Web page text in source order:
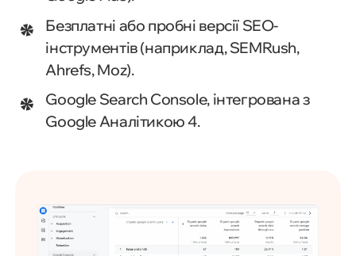
Безплатні або пробні версії SEO-
інструментів (наприклад, SEMRush,
Ahrefs, Moz).
Google Search Console, інтегрована з
Google Аналітикою 4.